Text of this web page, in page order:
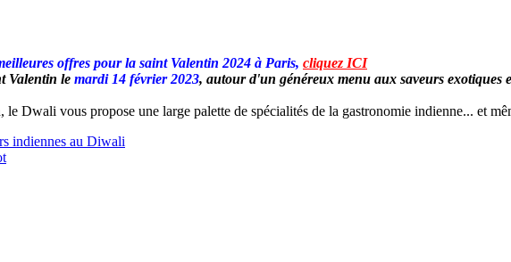
offres pour la saint Valentin 2024 à Paris, cliquez ICI
Valentin le mardi 14 février 2023, autour d'un généreux menu aux saveurs exotiques
Dwali vous propose une large palette de spécialités de la gastronomie indienne... et
indiennes au Diwali